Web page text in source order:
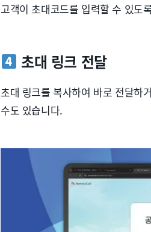
고객이 초대코드를 입력할 수 있도
초대 링크 전달
초대 링크를 복사하여 바로 전달하
수도 있습니다.